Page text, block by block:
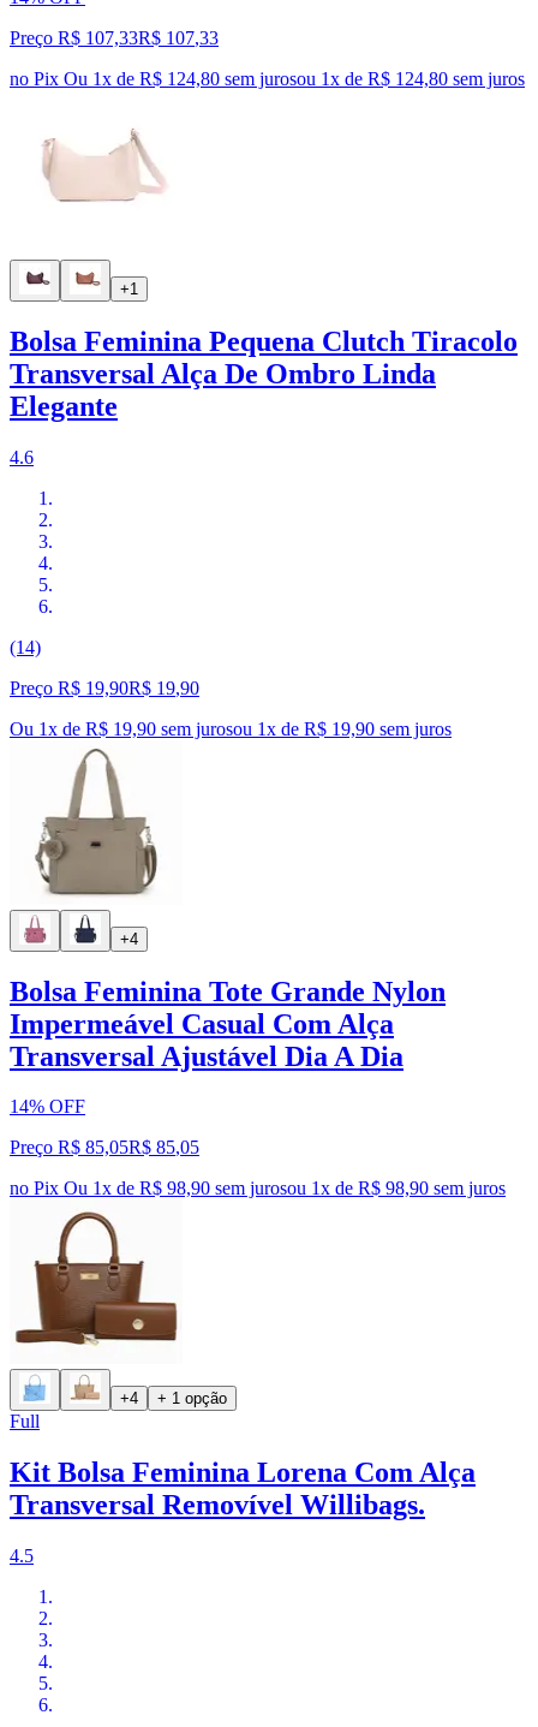
Preço R$ 107,33R$ 107,33
no Pix Ou 1x de R$ 124,80 sem jurosou 1x de R$ 124,80 sem juros
+1
Bolsa Feminina Pequena Clutch Tiracolo
Transversal Alça De Ombro Linda
Elegante
4.6
(14)
Preço R$ 19,90R$ 19,90
Ou 1x de R$ 19,90 sem jurosou 1x de R$ 19,90 sem juros
+4
Bolsa Feminina Tote Grande Nylon
Impermeável Casual Com Alça
Transversal Ajustável Dia A Dia
14% OFF
Preço R$ 85,05R$ 85,05
no Pix Ou 1x de R$ 98,90 sem jurosou 1x de R$ 98,90 sem juros
+4 + 1 opção
Full
Kit Bolsa Feminina Lorena Com Alça
Transversal Removível Willibags.
4.5